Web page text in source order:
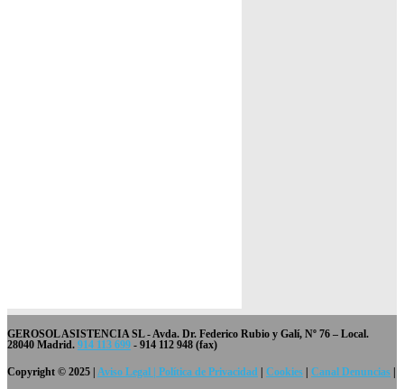
GEROSOL ASISTENCIA SL- Avda. Dr. Federico Rubio y Galí, Nº 76 – Local.
28040 Madrid. 914 113 699 - 914 112 948 (fax)
Copyright © 2025 | Aviso Legal | Política de Privacidad Cookies Canal Denuncias